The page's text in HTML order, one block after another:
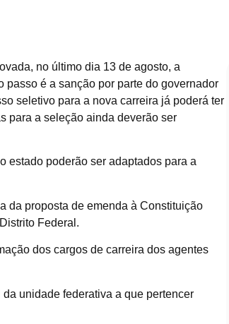
no último dia 13 de agosto, a
passo é a sanção por parte do governador
seletivo para a nova carreira já poderá ter
para a seleção ainda deverão ser
estado poderão ser adaptados para a
da proposta de emenda à Constituição
Federal.
dos cargos de carreira dos agentes
unidade federativa a que pertencer